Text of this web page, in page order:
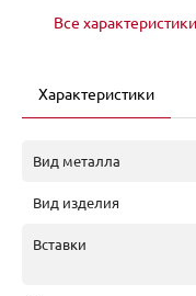
Все характеристики
Характеристики
Вид металла
Вид изделия
Вставки